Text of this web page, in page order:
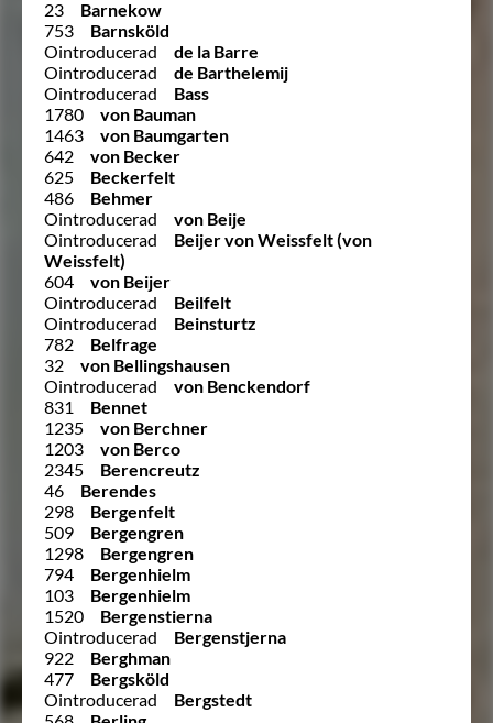
23
Barnekow
753
Barnsköld
Ointroducerad
de la Barre
Ointroducerad
de Barthelemij
Ointroducerad
Bass
1780
von Bauman
1463
von Baumgarten
642
von Becker
625
Beckerfelt
486
Behmer
Ointroducerad
von Beije
Ointroducerad
Beijer von Weissfelt (von
Weissfelt)
604
von Beijer
Ointroducerad
Beilfelt
Ointroducerad
Beinsturtz
782
Belfrage
32
von Bellingshausen
Ointroducerad
von Benckendorf
831
Bennet
1235
von Berchner
1203
von Berco
2345
Berencreutz
46
Berendes
298
Bergenfelt
509
Bergengren
1298
Bergengren
794
Bergenhielm
103
Bergenhielm
1520
Bergenstierna
Ointroducerad
Bergenstjerna
922
Berghman
477
Bergsköld
Ointroducerad
Bergstedt